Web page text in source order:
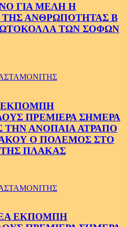
ΓΙΑ ΜΕΛΗ Η
ΤΗΣ ΑΝΘΡΩΠΟΤΗΤΑΣ Β
ΤΩΝ ΣΟΦΩΝ
ΕΚΠΟΜΠΗ
ΠΡΕΜΙΕΡΑ ΣΗΜΕΡΑ
ΤΗΝ ΑΝΟΠΑΙΑ ΑΤΡΑΠΟ
Ο ΠΟΛΕΜΟΣ ΣΤΟ
ΤΗΣ ΠΛΑΚΑΣ
ΕΚΠΟΜΠΗ